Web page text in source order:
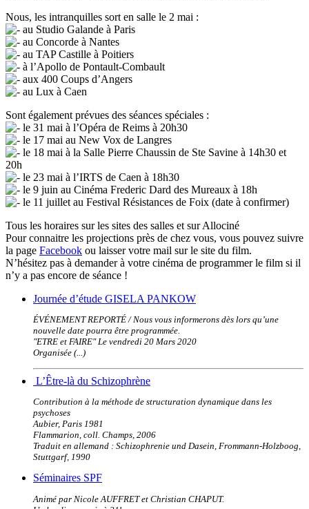
Nous, les intranquilles sort en salle le 2 mai :
au Studio Galande à Paris
au Concorde à Nantes
au TAP Castille à Poitiers
à l’Apollo de Pontault-Combault
aux 400 Coups d’Angers
au Lux à Caen
Sont également prévues des séances spéciales :
le 31 mai à l’Opéra de Reims à 20h30
le 17 mai au New Vox de Langres
le 18 mai à la Salle Pierre Chaussin de Ste Savine à 14h30 et
20h
le 23 mai à l’IRTS de Caen à 18h30
le 9 juin au Cinéma Frederic Dard des Mureaux à 18h
le 11 juillet au Festival Résistances de Foix (date à confirmer)
Tous les horaires sur les sites des salles et sur Allociné
Pour connaitre les projections près de chez vous, vous pouvez suivre
la page Facebook ou laisser votre mail sur le site du film.
N’hésitez pas à demander à votre cinéma de programmer le film si il
n’y a pas encore de séance !
Journée d’étude GISELA PANKOW
ÉVÉNEMENT REPORTÉ / Nous vous informerons dès lors qu’une
nouvelle date pourra être programmée.
"ETRE et FAIRE" Le vendredi 20 Mars 2020
Organisée (...)
L’Être-là du Schizophrène
Contribution à la méthode de structuration dynamique dans les
psychoses
Aubier, Paris 1981
Flammarion, coll. Champs, 2006
Traduit en allemand : Schizophrenie und Dasein, Frommann-Holzboog,
Stuttgarf, 1990
Séminaires SPF
Animé par Nicole AUFFRET et Christian CHAPUT.